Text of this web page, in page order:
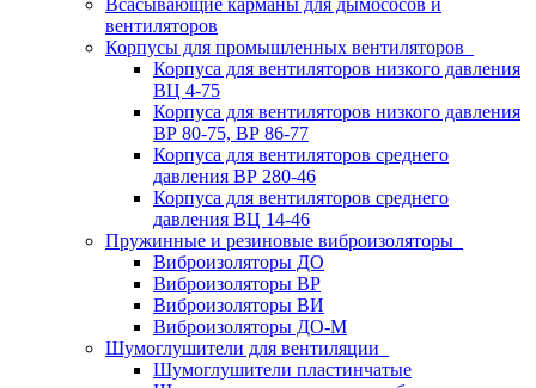
Всасывающие карманы для дымососов и
вентиляторов
Корпусы для промышленных вентиляторов
Корпуса для вентиляторов низкого давления
ВЦ 4-75
Корпуса для вентиляторов низкого давления
ВР 80-75, ВР 86-77
Корпуса для вентиляторов среднего
давления ВР 280-46
Корпуса для вентиляторов среднего
давления ВЦ 14-46
Пружинные и резиновые виброизоляторы
Виброизоляторы ДО
Виброизоляторы ВР
Виброизоляторы ВИ
Виброизоляторы ДО-М
Шумоглушители для вентиляции
Шумоглушители пластинчатые